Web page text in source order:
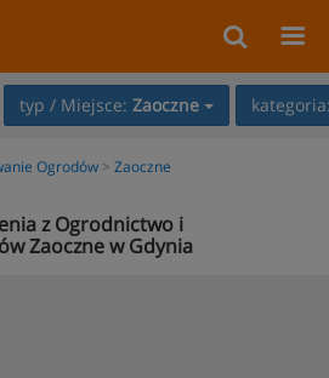
typ / Miejsce: Zaoczne
Ogrodów Zaoczne
z Ogrodnictwo i
Zaoczne w Gdynia